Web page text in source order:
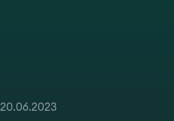
20.06.2023